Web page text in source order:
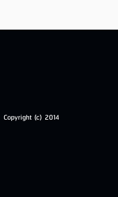
Copyright (c) 2014